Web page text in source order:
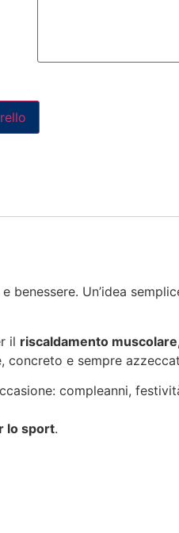
Un’idea
il riscaldamento
e sempre
compleanni,
lo sport.